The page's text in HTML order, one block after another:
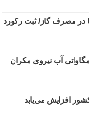
در مصرف گاز/ ثبت رکورد
گازرسانی به نیروگاه ۱۸۰ مگاواتی آب نیروی مکران
افزایش می‌یابد